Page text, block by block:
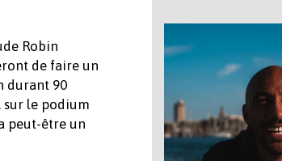
Robin
de faire un
durant 90
sur le podium
peut-être un